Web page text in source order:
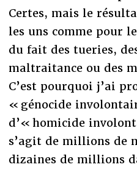
Certes, mais le
les uns comme pour
du fait des tueries,
maltraitance ou des
C’est pourquoi j’ai
« génocide
d’« homicide
s’agit de millions de
dizaines de millions